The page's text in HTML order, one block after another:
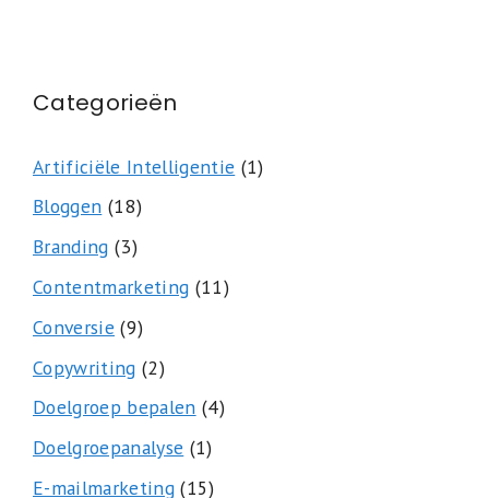
Categorieën
Artificiële Intelligentie (1)
Bloggen (18)
Branding (3)
Contentmarketing (11)
Conversie (9)
Copywriting (2)
Doelgroep bepalen (4)
Doelgroepanalyse (1)
E-mailmarketing(15)